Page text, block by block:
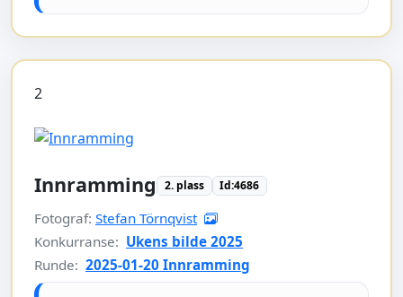
2
Innramming 2. plass Id:4686
Fotograf: Stefan Törnqvist
Konkurranse: Ukens bilde 2025
Runde: 2025-01-20 Innramming